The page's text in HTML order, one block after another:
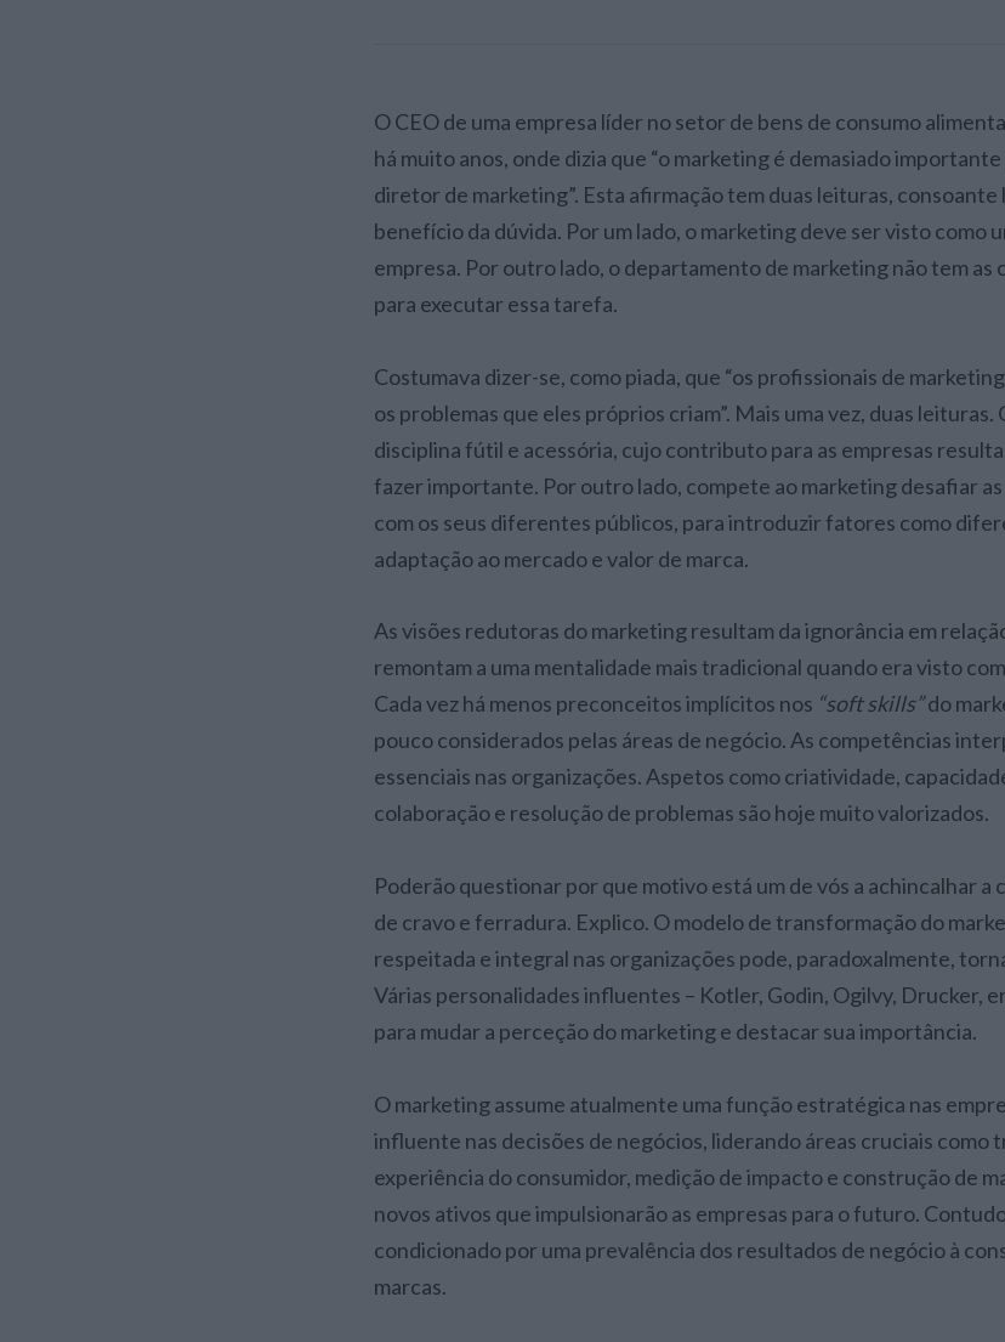
O CEO de uma empresa líder no setor de bens de consumo alimentar deu uma entrevista, não
há muito anos, onde dizia que “o marketing é demasiado
diretor de marketing”. Esta afirmação tem duas leituras, consoante
benefício da dúvida. Por um lado, o marketing deve ser visto como
empresa. Por outro lado, o departamento de marketing não tem as
para executar essa tarefa.
Costumava dizer-se, como piada, que “os profissionais de
os problemas que eles próprios criam”. Mais uma vez, duas leituras.
disciplina fútil e acessória, cujo contributo para as empresas resulta
fazer importante. Por outro lado, compete ao marketing desafiar
com os seus diferentes públicos, para introduzir fatores como
adaptação ao mercado e valor de marca.
As visões redutoras do marketing resultam da ignorância em
remontam a uma mentalidade mais tradicional quando era visto
Cada vez há menos preconceitos implícitos nos “soft skills”do
pouco considerados pelas áreas de negócio. As competências
essenciais nas organizações. Aspetos como criatividade,
colaboração e resolução de problemas são hoje muito valorizados.
Poderão questionar por que motivo está um de vós a achincalhar a
de cravo e ferradura. Explico. O modelo de transformação do
respeitada e integral nas organizações pode, paradoxalmente,
Várias personalidades influentes – Kotler, Godin, Ogilvy, Drucker,
para mudar a perceção do marketing e destacar sua importância.
O marketing assume atualmente uma função estratégica nas
influente nas decisões de negócios, liderando áreas cruciais como
experiência do consumidor, medição de impacto e construção de
novos ativos que impulsionarão as empresas para o futuro.
condicionado por uma prevalência dos resultados de negócio à
marcas.